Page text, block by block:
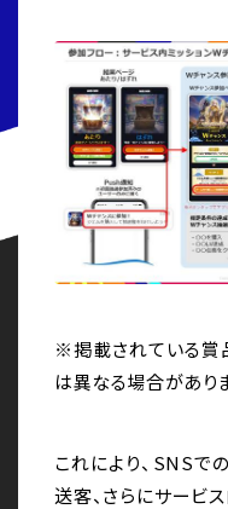
※掲載されている賞
は異なる場合があり
これにより、SNSで
送客、さらにサービ